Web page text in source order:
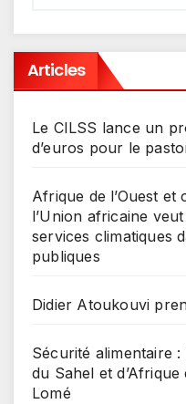
Articles
Le CILSS lance un
d’euros pour le
Afrique de l’Ouest et
l’Union africaine
services climatiques
publiques
Didier Atoukouvi
Sécurité alimentaire
du Sahel et
Lomé